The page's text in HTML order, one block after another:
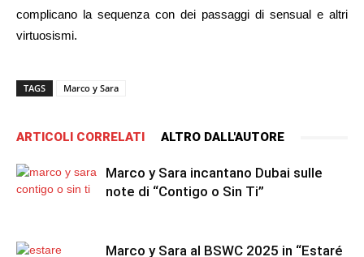
complicano la sequenza con dei passaggi di sensual e altri
virtuosismi.
TAGS Marco y Sara
ARTICOLI CORRELATI ALTRO DALL'AUTORE
Marco y Sara incantano Dubai sulle
note di “Contigo o Sin Ti”
Marco y Sara al BSWC 2025 in “Estaré